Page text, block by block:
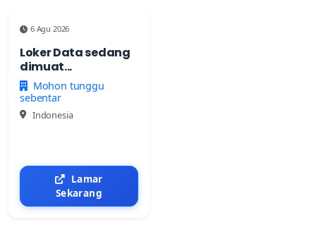
6 Agu 2026
Loker Data sedang
dimuat...
Mohon tunggu
sebentar
Indonesia
Lamar
Sekarang